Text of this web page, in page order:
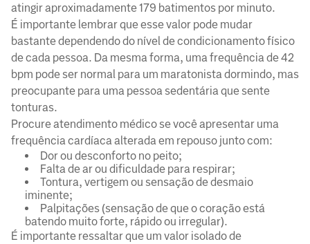
atingir aproximadamente 179 batimentos por minuto.
É importante lembrar que esse valor pode mudar
bastante dependendo do nível de condicionamento físico
de cada pessoa. Da mesma forma, uma frequência de 42
bpm pode ser normal para um maratonista dormindo, mas
preocupante para uma pessoa sedentária que sente
tonturas.
Procure atendimento médico se você apresentar uma
frequência cardíaca alterada em repouso junto com:
Dor ou desconforto no peito;
Falta de ar ou dificuldade para respirar;
Tontura, vertigem ou sensação de desmaio
iminente;
Palpitações (sensação de que o coração está
batendo muito forte, rápido ou irregular).
É importante ressaltar que um valor isolado de